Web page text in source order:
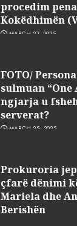
Kokëdhimën
MARCH 27, 2025
sulmuan “One
ngjarja u
serverat?
MARCH 25, 2025
çfarë dënimi
Mariela dhe
Berishën
MARCH 25, 2025